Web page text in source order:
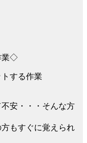
業◇
する作業
安・・・そんな方
もすぐに覚えられ